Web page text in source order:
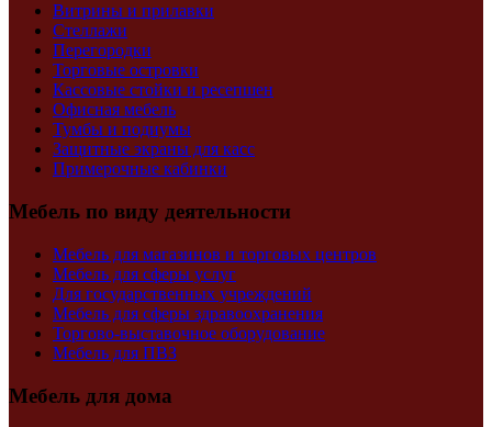
Витрины и прилавки
Стеллажи
Перегородки
Торговые островки
Кассовые стойки и ресепшен
Офисная мебель
Тумбы и подиумы
Защитные экраны для касс
Примерочные кабинки
Мебель по виду деятельности
Мебель для магазинов и торговых центров
Мебель для сферы услуг
Для государственных учреждений
Мебель для сферы здравоохранения
Торгово-выставочное оборудование
Мебель для ПВЗ
Мебель для дома